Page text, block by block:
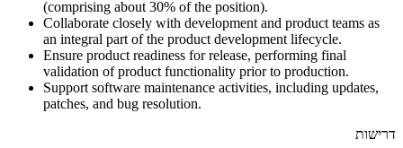
(comprising about 30% of the position).
Collaborate closely with development and product teams as
an integral part of the product development lifecycle.
Ensure product readiness for release, performing final
validation of product functionality prior to production.
Support software maintenance activities, including updates,
patches, and bug resolution.
דרישות